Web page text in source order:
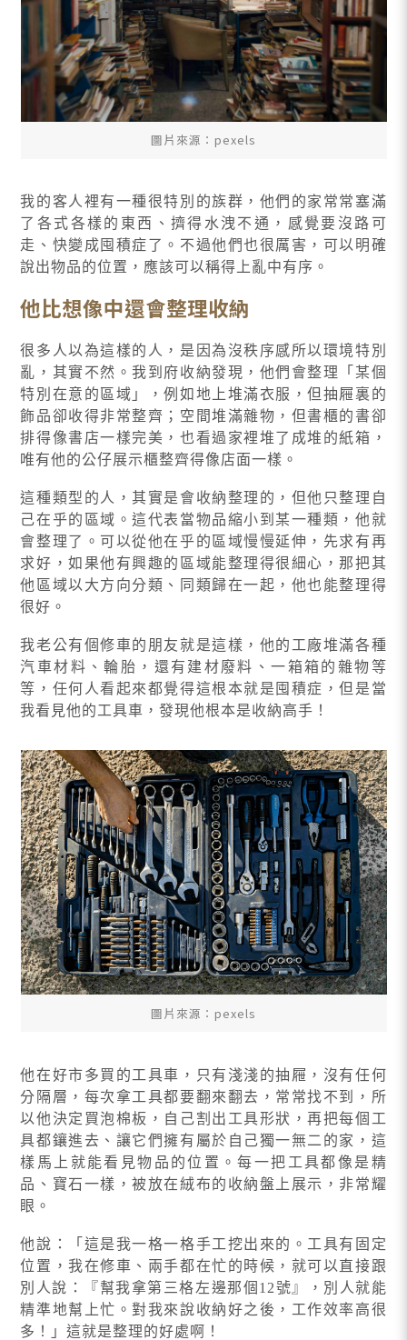
圖片來源：pexels
我的客人裡有一種很特別的族群，他們的家常常塞滿
了各式各樣的東西、擠得水洩不通，感覺要沒路可
走、快變成囤積症了。不過他們也很厲害，可以明確
說出物品的位置，應該可以稱得上亂中有序。
他比想像中還會整理收納
很多人以為這樣的人，是因為沒秩序感所以環境特別
亂，其實不然。我到府收納發現，他們會整理「某個
特別在意的區域」，例如地上堆滿衣服，但抽屜裏的
飾品卻收得非常整齊；空間堆滿雜物，但書櫃的書卻
排得像書店一樣完美，也看過家裡堆了成堆的紙箱，
唯有他的公仔展示櫃整齊得像店面一樣。
這種類型的人，其實是會收納整理的，但他只整理自
己在乎的區域。這代表當物品縮小到某一種類，他就
會整理了。可以從他在乎的區域慢慢延伸，先求有再
求好，如果他有興趣的區域能整理得很細心，那把其
他區域以大方向分類、同類歸在一起，他也能整理得
很好。
我老公有個修車的朋友就是這樣，他的工廠堆滿各種
汽車材料、輪胎，還有建材廢料、一箱箱的雜物等
等，任何人看起來都覺得這根本就是囤積症，但是當
我看見他的工具車，發現他根本是收納高手！
圖片來源：pexels
他在好市多買的工具車，只有淺淺的抽屜，沒有任何
分隔層，每次拿工具都要翻來翻去，常常找不到，所
以他決定買泡棉板，自己割出工具形狀，再把每個工
具都鑲進去、讓它們擁有屬於自己獨一無二的家，這
樣馬上就能看見物品的位置。每一把工具都像是精
品、寶石一樣，被放在絨布的收納盤上展示，非常耀
眼。
他說：「這是我一格一格手工挖出來的。工具有固定
位置，我在修車、兩手都在忙的時候，就可以直接跟
別人說：『幫我拿第三格左邊那個12號』，別人就能
精準地幫上忙。對我來說收納好之後，工作效率高很
多！」這就是整理的好處啊！